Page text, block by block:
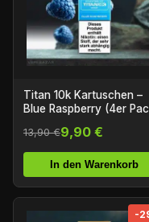
Titan 10k Kartuschen –
Blue Raspberry (4er
13,90 €9,90 €
In den Warenkorb
-